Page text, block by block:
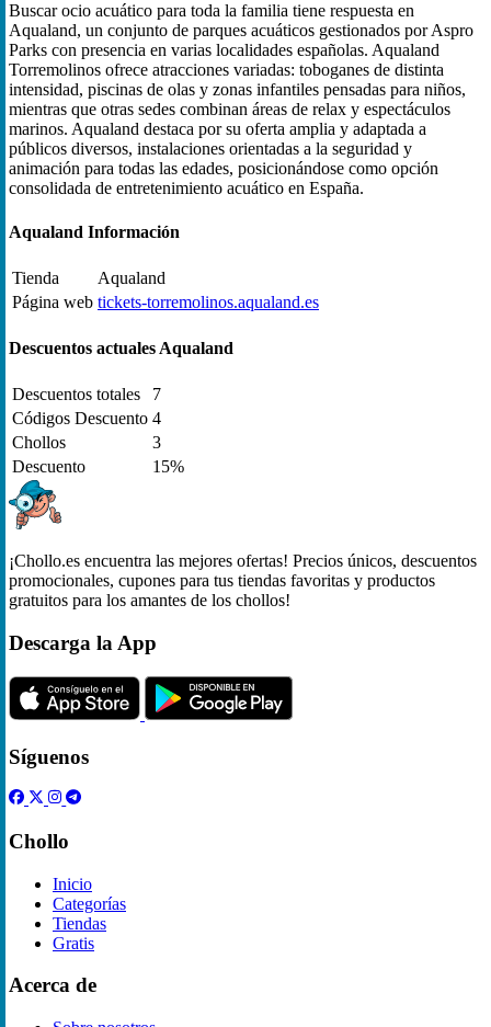
Buscar ocio acuático para toda la familia tiene respuesta en
Aqualand, un conjunto de parques acuáticos gestionados por Aspro
Parks con presencia en varias localidades españolas. Aqualand
Torremolinos ofrece atracciones variadas: toboganes de distinta
intensidad, piscinas de olas y zonas infantiles pensadas para niños,
mientras que otras sedes combinan áreas de relax y espectáculos
marinos. Aqualand destaca por su oferta amplia y adaptada a
públicos diversos, instalaciones orientadas a la seguridad y
animación para todas las edades, posicionándose como opción
consolidadа de entretenimiento acuático en España.
Aqualand Información
Tienda
Aqualand
Página web tickets-torremolinos.aqualand.es
Descuentos actuales Aqualand
Descuentos totales
7
Códigos Descuento 4
Chollos
3
Descuento
15%
¡Chollo.es encuentra las mejores ofertas! Precios únicos, descuentos
promocionales, cupones para tus tiendas favoritas y productos
gratuitos para los amantes de los chollos!
Descarga la App
Síguenos
Chollo
Inicio
Categorías
Tiendas
Gratis
Acerca de